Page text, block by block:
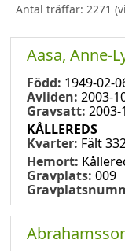
Antal träffar: 2271
Aasa, Anne-
Född: 1949-02-
Avliden: 2003-
Gravsatt: 2003-
KÅLLEREDS
Kvarter: Fält
Hemort:
Gravplats: 009